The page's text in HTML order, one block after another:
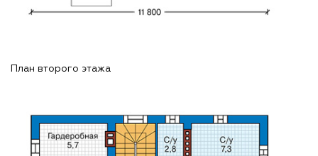
План второго этажа